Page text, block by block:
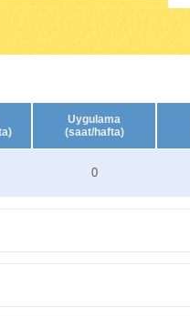
Uygulama
(saat/hafta)
0